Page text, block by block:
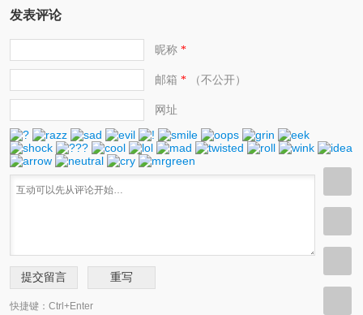
发表评论
昵称*
邮箱 *（不公开）
网址
快捷键：Ctrl+Enter